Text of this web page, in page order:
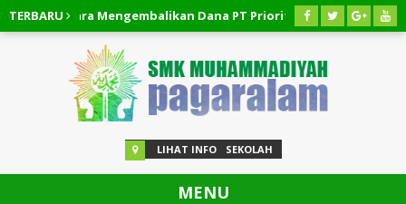
TERBARUCara Mengembalikan Dana PT Priority Valasindo
Cara Pembatalan Pinjaman Easycash
03 AGUSTUS
LIHAT INFO SEKOLAH
MENU